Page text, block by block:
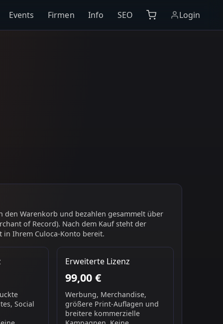
Events Firmen Info SEO Login
den Warenkorb und bezahlen gesammelt über
of Record). Nach dem Kauf steht der
in Ihrem Culoca-Konto bereit.
Social
Erweiterte Lizenz
99,00 €
Werbung, Merchandise,
größere Print-Auflagen und
breitere kommerzielle